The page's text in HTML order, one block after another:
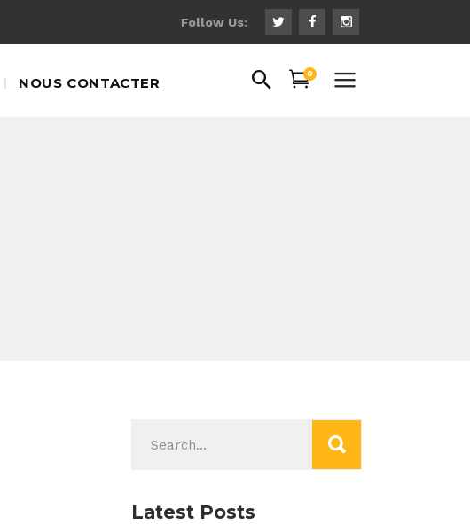
Follow Us:
NOUS CONTACTER
0
for:
Latest Posts